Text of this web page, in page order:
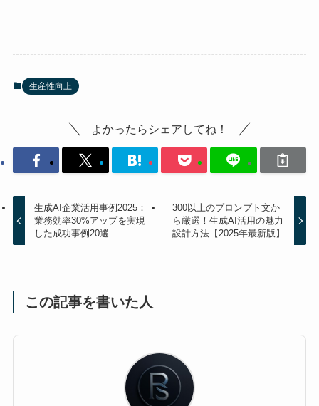
生産性向上
よかったらシェアしてね！
生成AI企業活用事例2025：
業務効率30%アップを実現
した成功事例20選
300以上のプロンプト文か
ら厳選！生成AI活用の魅力
設計方法【2025年最新版】
この記事を書いた人